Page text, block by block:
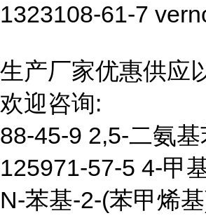
1323108-61-7
生产厂家优惠供应
欢迎咨询:
88-45-9 2,5-二氨
125971-57-5 4-甲
N-苯基-2-(苯甲烯